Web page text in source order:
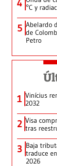
4 °C y
5 Abelardo
de
Petro
1 Vinícius
2032
2 Visa
tras
3 Baja
traduce
2026